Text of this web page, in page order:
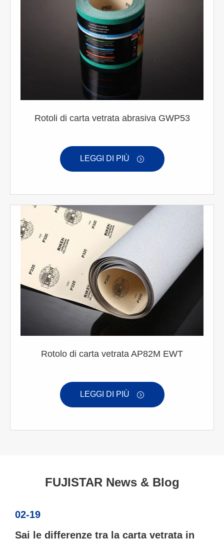
Rotoli di carta vetrata abrasiva GWP53
LEGGI DI PIÙ 
Rotolo di carta vetrata AP82M EWT
LEGGI DI PIÙ 
FUJISTAR News & Blog
02-19
Sai le differenze tra la carta vetrata in